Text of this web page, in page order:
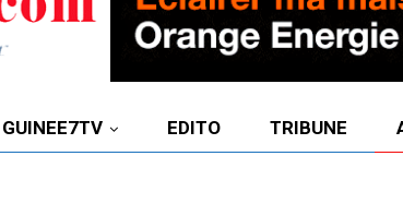
GUINEE7TV EDITO TRIBUNE